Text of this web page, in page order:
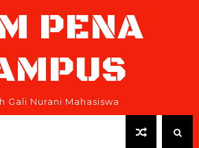
PENA
Gali Nurani Mahasiswa